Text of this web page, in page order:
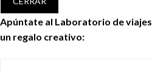
Apúntate al Laboratorio de
un regalo creativo: